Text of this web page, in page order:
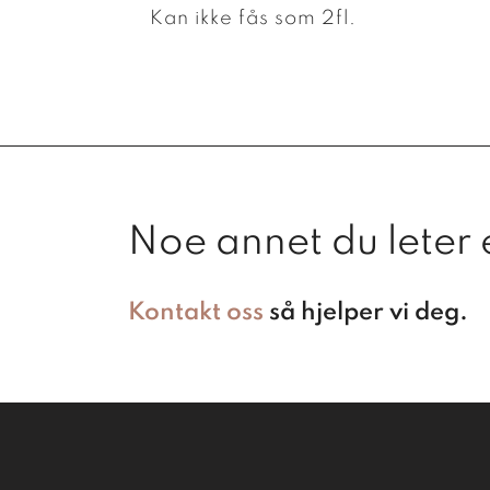
Kan ikke fås som 2fl.
Noe annet du leter
Kontakt oss så hjelper vi deg.